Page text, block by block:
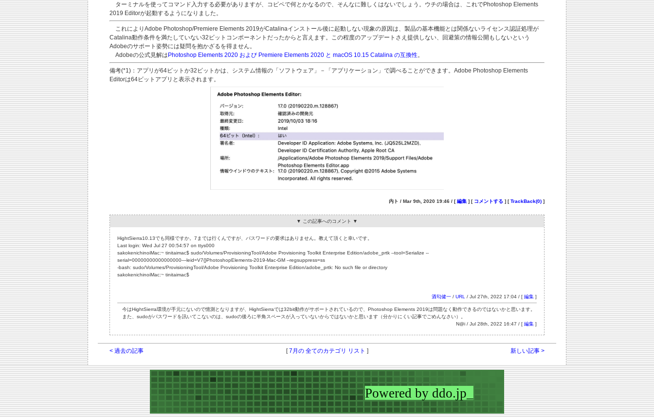
ターミナルを使ってコマンド入力する必要がありますが、コピペで何とかなるので、そんなに難しくはないでしょう。ウチの場合は、これでPhotoshop Elements
2019 Editorが起動するようになりました。
これによりAdobe Photoshop/Premiere Elements 2019がCatalinaインストール後に起動しない現象の原因は、製品の基本機能とは関係ないライセンス認証処理が
Catalina動作条件を満たしていない32ビットコンポーネントだったからと言えます。この程度のアップデートさえ提供しない、回避策の情報公開もしないという
Adobeのサポート姿勢には疑問を抱かざるを得ません。
Adobeの公式見解はPhotoshop Elements 2020 および Premiere Elements 2020 と macOS 10.15 Catalina の互換性。
備考(*1) ：アプリが64ビットか32ビットかは、システム情報の「ソフトウェア」－「アプリケーション」で調べることができます。Adobe Photoshop Elements
Editorは64ビットアプリと表示されます。
内ト / Mar 9th, 2020 19:46 / [編集 ] [ コメントする ] [TrackBack(0) ]
▼ この記事へのコメント ▼
HightSierra10.13でも同様ですか。7までは行くんですが、パスワードの要求はありません。教えて頂くと幸いです。
Last login: Wed Jul 27 00:54:57 on ttys000
sakokenichinoiMac:~ tinitaimac$ sudo/Volumes/ProvisioningTool/Adobe Provisioning Toolkit Enterprise Edition/adobe_prtk --tool=Serialize --
serial=00000000000000000―leid=V7{}PhotoshopElements-2019-Mac-GM --regsuppress=ss
-bash: sudo/Volumes/ProvisioningTool/Adobe Provisioning Toolkit Enterprise Edition/adobe_prtk: No such file or directory
sakokenichinoiMac:~ tinitaimac$
酒匂健一 / URL / Jul 27th, 2022 17:04 / [ 編集 ]
今はHightSierra環境が手元にないので憶測となりますが、HightSierraでは32bit動作がサポートされているので、Photoshop Elements 2019は問題なく動作できるのではないかと思います。
また、sudoがパスワードを訊いてこないのは、sudoの後ろに半角スペースが入っていないからではないかと思います（分かりにくい記事でごめんなさい）。
N@i / Jul 28th, 2022 16:47 / [ 編集 ]
< 過去の記事 [7月の 全てのカテゴリ リスト ] 新しい記事 >